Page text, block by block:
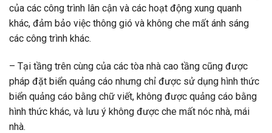
của các công trình lân cận và các hoạt động xung quanh
khác, đảm bảo việc thông gió và không che mất ánh sáng
các công trình khác.
– Tại tầng trên cùng của các tòa nhà cao tầng cũng được
pháp đặt biển quảng cáo nhưng chỉ được sử dụng hình thức
biển quảng cáo bằng chữ viết, không được quảng cáo bằng
hình thức khác, và lưu ý không được che mất nóc nhà, mái
nhà.